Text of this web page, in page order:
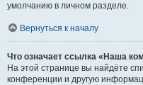
умолчанию в личном разделе.
Вернуться к началу
Что означает ссылка «Наша
На этой странице вы найдёте
конференции и другую